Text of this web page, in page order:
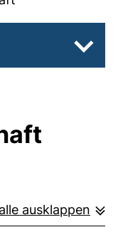
alle ausklappen